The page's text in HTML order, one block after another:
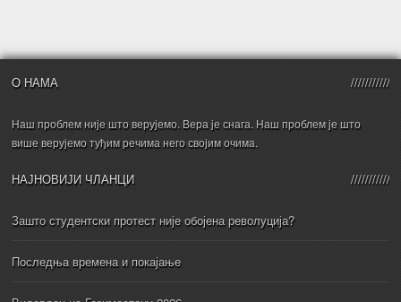
О НАМА
Наш проблем није што верујемо. Вера је снага. Наш проблем је што
више верујемо туђим речима него својим очима.
НАЈНОВИЈИ ЧЛАНЦИ
Зашто студентски протест није обојена револуција?
Последња времена и покајање